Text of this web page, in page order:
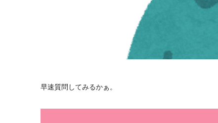
早速質問してみるかぁ。